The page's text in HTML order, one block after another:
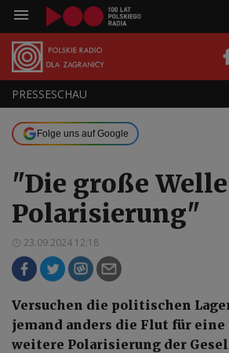
PRESSESCHAU
Folge uns auf Google
"Die große
Polarisierung"
23.09.2024 12:18
Versuchen die politischen
jemand anders die Flut für eine
weitere Polarisierung der